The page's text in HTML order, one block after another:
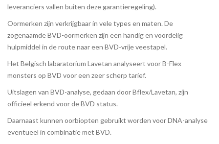
leveranciers vallen buiten deze garantieregeling).
Oormerken zijn verkrijgbaar in vele types en maten. De
zogenaamde BVD-oormerken zijn een handig en voordelig
hulpmiddel in de route naar een BVD-vrije veestapel.
Het Belgisch labaratorium Lavetan analyseert voor B-Flex
monsters op BVD voor een zeer scherp tarief.
Uitslagen van BVD-analyse, gedaan door Bflex/Lavetan, zijn
officieel erkend voor de BVD status.
Daarnaast kunnen oorbiopten gebruikt worden voor DNA-analyse
eventueel in combinatie met BVD.